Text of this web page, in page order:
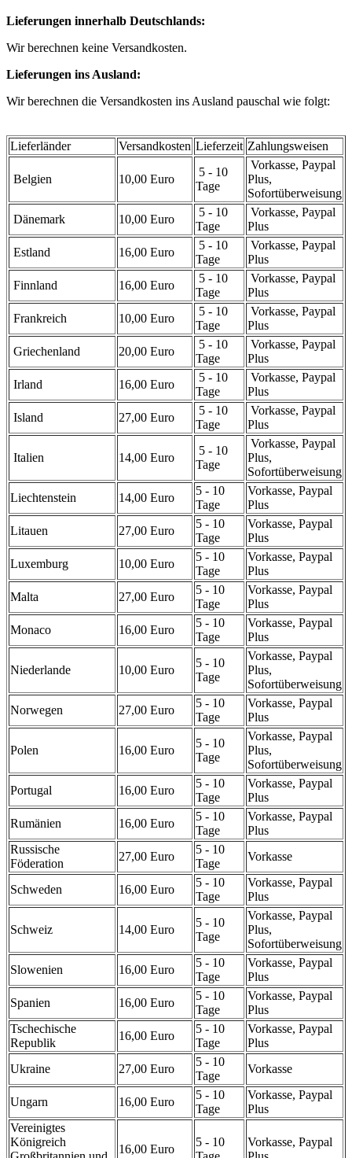
Lieferungen innerhalb Deutschlands:
Wir berechnen keine Versandkosten.
Lieferungen ins Ausland:
Wir berechnen die Versandkosten ins Ausland pauschal wie folgt:
Lieferländer Versandkosten Lieferzeit Zahlungsweisen
Belgien 10,00 Euro
5 - 10
Tage
Vorkasse, Paypal
Plus,
Sofortüberweisung
Dänemark
10,00 Euro
5 - 10
Tage
Vorkasse, Paypal
Plus
Estland
16,00 Euro
5 - 10
Tage
Vorkasse, Paypal
Plus
Finnland
16,00 Euro
5 - 10
Tage
Vorkasse, Paypal
Plus
Frankreich
10,00 Euro
5 - 10
Tage
Vorkasse, Paypal
Plus
Griechenland
20,00 Euro
5 - 10
Tage
Vorkasse, Paypal
Plus
Irland
16,00 Euro
5 - 10
Tage
Vorkasse, Paypal
Plus
Island
27,00 Euro
5 - 10
Tage
Vorkasse, Paypal
Plus
Italien 14,00 Euro
5 - 10
Tage
Vorkasse, Paypal
Plus,
Sofortüberweisung
Liechtenstein
14,00 Euro
5 - 10
Tage
Vorkasse, Paypal
Plus
Litauen
27,00 Euro
5 - 10
Tage
Vorkasse, Paypal
Plus
Luxemburg
10,00 Euro
5 - 10
Tage
Vorkasse, Paypal
Plus
Malta
27,00 Euro
5 - 10
Tage
Vorkasse, Paypal
Plus
Monaco
16,00 Euro
5 - 10
Tage
Vorkasse, Paypal
Plus
Niederlande 10,00 Euro
5 - 10
Tage
Vorkasse, Paypal
Plus,
Sofortüberweisung
Norwegen
27,00 Euro
5 - 10
Tage
Vorkasse, Paypal
Plus
Polen 16,00 Euro
5 - 10
Tage
Vorkasse, Paypal
Plus,
Sofortüberweisung
Portugal
16,00 Euro
5 - 10
Tage
Vorkasse, Paypal
Plus
Rumänien
16,00 Euro
5 - 10
Tage
Vorkasse, Paypal
Plus
Russische
Föderation
27,00 Euro
5 - 10
Tage
Vorkasse
Schweden 16,00 Euro
5 - 10
Tage
Vorkasse, Paypal
Plus
Schweiz 14,00 Euro
5 - 10
Tage
Vorkasse, Paypal
Plus,
Sofortüberweisung
Slowenien
16,00 Euro
5 - 10
Tage
Vorkasse, Paypal
Plus
Spanien
16,00 Euro
5 - 10
Tage
Vorkasse, Paypal
Plus
Tschechische
Republik
16,00 Euro
5 - 10
Tage
Vorkasse, Paypal
Plus
Ukraine
27,00 Euro
5 - 10
Tage
Vorkasse
Ungarn 16,00 Euro
5 - 10
Tage
Vorkasse, Paypal
Plus
Vereinigtes
Königreich
16,00 Euro
5 - 10
Vorkasse, Paypal